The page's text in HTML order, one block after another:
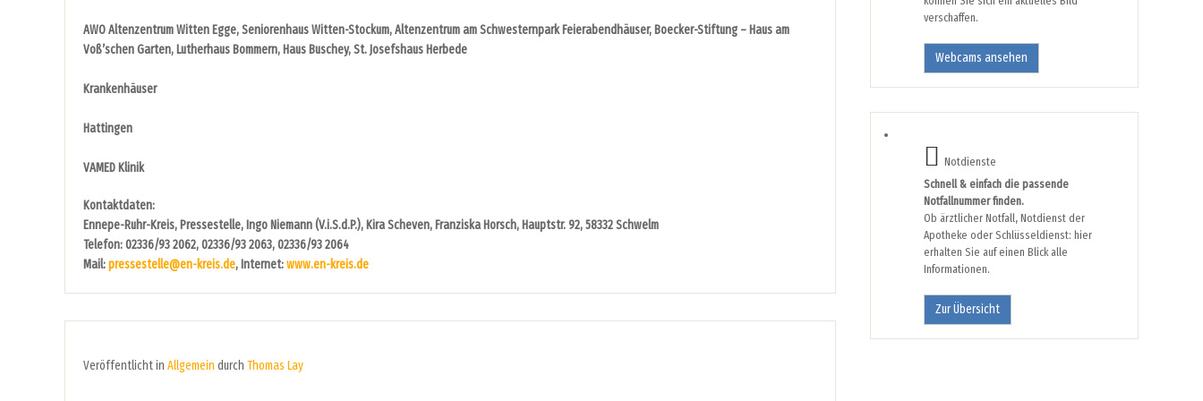
AWO Altenzentrum Witten Egge, Seniorenhaus Witten-Stockum, Altenzentrum am Schwesternpark Feierabendhäuser, Boecker-Stiftung – Haus am
Voß’schen Garten, Lutherhaus Bommern, Haus Buschey, St. Josefshaus Herbede
Krankenhäuser
Hattingen
VAMED Klinik
Kontaktdaten:
Ennepe-Ruhr-Kreis, Pressestelle, Ingo Niemann (V.i.S.d.P.), Kira Scheven, Franziska Horsch, Hauptstr. 92, 58332 Schwelm
Telefon: 02336/93 2062, 02336/93 2063, 02336/93 2064
Mail:pressestelle@en-kreis.de, Internet:www.en-kreis.de
Veröffentlicht in Allgemein durch Thomas Lay
verschaffen.
Webcams ansehen
Notdienste
Schnell & einfach die passende
Notfallnummer finden.
Ob ärztlicher Notfall, Notdienst der
Apotheke oder Schlüsseldienst: hier
erhalten Sie auf einen Blick alle
Informationen.
Zur Übersicht